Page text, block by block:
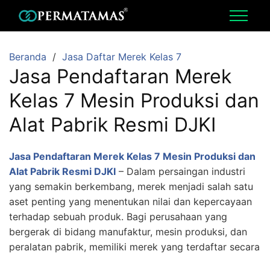
Beranda Jasa Daftar Merek Kelas 7
Jasa Pendaftaran Merek
Kelas 7 Mesin Produksi dan
Alat Pabrik Resmi DJKI
Jasa Pendaftaran Merek Kelas 7 Mesin Produksi dan
Alat Pabrik Resmi DJKI – Dalam persaingan industri
yang semakin berkembang, merek menjadi salah satu
aset penting yang menentukan nilai dan kepercayaan
terhadap sebuah produk. Bagi perusahaan yang
bergerak di bidang manufaktur, mesin produksi, dan
peralatan pabrik, memiliki merek yang terdaftar secara